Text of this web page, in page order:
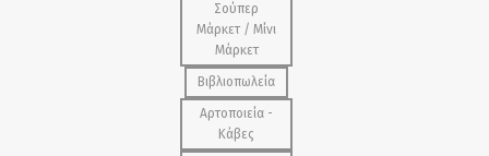
Σούπερ
Μάρκετ / Μίνι
Μάρκετ
Βιβλιοπωλεία
Αρτοποιεία -
Κάβες